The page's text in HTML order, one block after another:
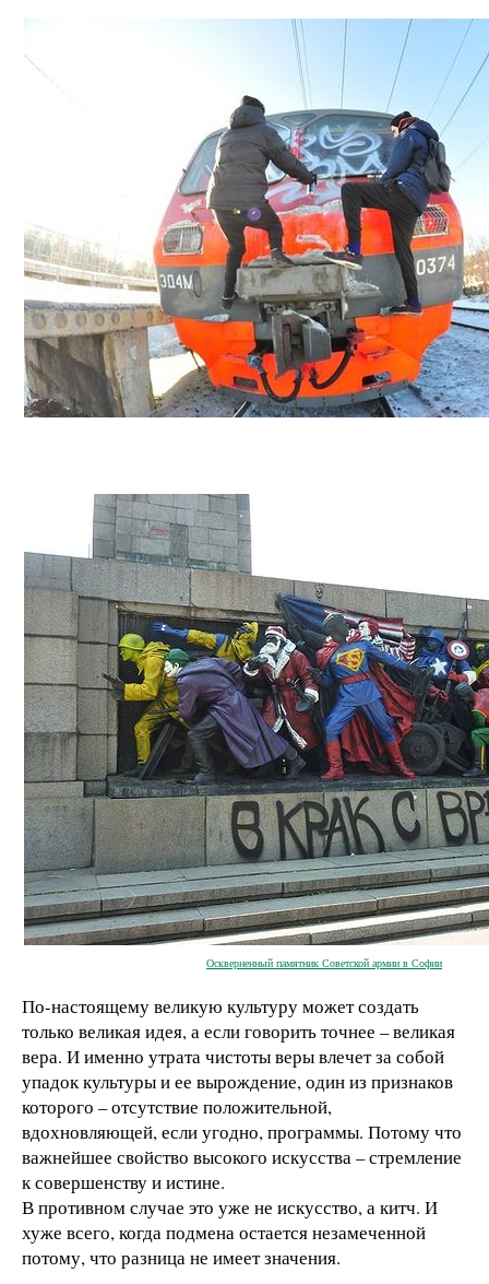
Оскверненный памятник Советской армии в Софии
По-настоящему великую культуру может создать
только великая идея, а если говорить точнее – великая
вера. И именно утрата чистоты веры влечет за собой
упадок культуры и ее вырождение, один из признаков
которого – отсутствие положительной,
вдохновляющей, если угодно, программы. Потому что
важнейшее свойство высокого искусства – стремление
к совершенству и истине.
В противном случае это уже не искусство, а китч. И
хуже всего, когда подмена остается незамеченной
потому, что разница не имеет значения.